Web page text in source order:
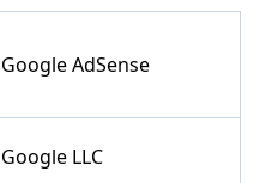
Google AdSense
Google LLC